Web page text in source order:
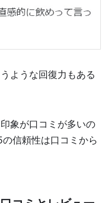
ような回復力もある
象が口コミが多いの
信頼性は口コミから